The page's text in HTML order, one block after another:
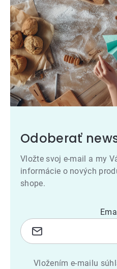
Odoberať
Vložte svoj e-mail a my
informácie o nových
shope.
Vložením e-mailu